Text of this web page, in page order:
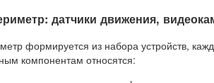
датчики движения,
формируется из набора устройств,
компонентам относятся: